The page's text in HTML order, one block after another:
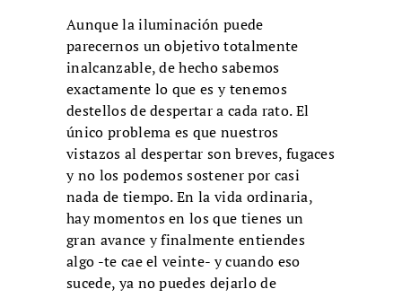
Aunque la iluminación puede
parecernos un objetivo totalmente
inalcanzable, de hecho sabemos
exactamente lo que es y tenemos
destellos de despertar a cada rato. El
único problema es que nuestros
vistazos al despertar son breves, fugaces
y no los podemos sostener por casi
nada de tiempo. En la vida ordinaria,
hay momentos en los que tienes un
gran avance y finalmente entiendes
algo -te cae el veinte- y cuando eso
sucede, ya no puedes dejarlo de